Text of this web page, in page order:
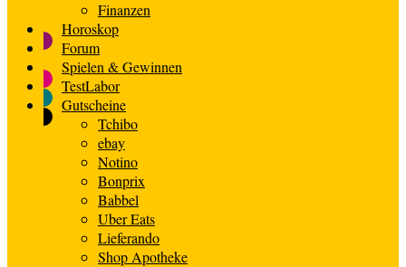
Finanzen
Horoskop
Forum
Spielen & Gewinnen
TestLabor
Gutscheine
Tchibo
ebay
Notino
Bonprix
Babbel
Uber Eats
Lieferando
Shop Apotheke